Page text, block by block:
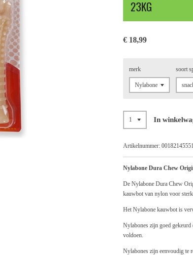
23KG
€ 18,99
merk soort
In
Artikelnummer:
Nylabone Dura Chew
De Nylabone Dura Chew
kauwbot van nylon voor
Het Nylabone kauwbot is
Nylabones zijn goed
voldoen.
Nylabones zijn eenvoudig te